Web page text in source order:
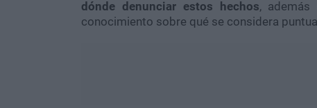
dónde denunciar estos hechos,
conocimiento sobre qué se considera